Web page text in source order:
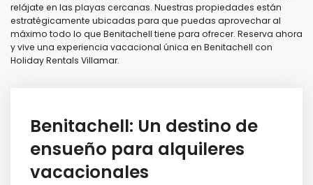
relájate en las playas cercanas. Nuestras propiedades están
estratégicamente ubicadas para que puedas aprovechar al
máximo todo lo que Benitachell tiene para ofrecer. Reserva ahora
y vive una experiencia vacacional única en Benitachell con
Holiday Rentals Villamar.
Benitachell: Un destino de
ensueño para alquileres
vacacionales